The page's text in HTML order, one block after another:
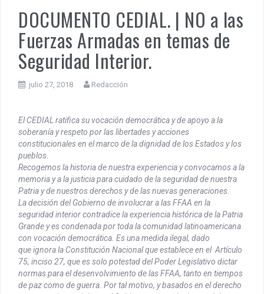
PENSAR UNA SEÑAL | Se echan los dados éticos de la
sustentibilidad. | 6 DE AGOSTO: SOBERANIA TERRITORIAL,
ECONOMICA Y POLITICA
DOCUMENTO CEDIAL | Repudiamos las declaraciones ofensivas
Milei contra la República Federativa del Brasil.
DOCUMENTO CEDIAL. | NO a las
Fuerzas Armadas en temas de
Seguridad Interior.
julio 27, 2018 Redacción
El CEDIAL ratifica su vocación democrática y de apoyo a la
soberanía y respeto por las libertades y acciones
constitucionales en el marco de la dignidad de los Estados y los
pueblos.
Recogemos la historia de nuestra experiencia y convocamos a la
memoria y a la justicia para cuidado de la seguridad de nuestra
Patria y de nuestros derechos y de las nuevas generaciones.
La decisión del Gobierno de involucrar a las FFAA en la
seguridad interior contradice la experiencia histórica de la Patria
Grande y es condenada por toda la comunidad latinoamericana
con vocación democrática. Es una medida ilegal, dado
que ignora la Constitución Nacional que establece en el Artículo
75, inciso 27, que es solo potestad del Poder Legislativo dictar
normas para el desenvolvimiento de las FFAA, tanto en tiempos
de paz como de guerra. Por tal motivo, y basados en el derecho